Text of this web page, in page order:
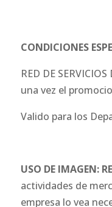
CONDICIONES
RED DE
una vez el
Valido para los
USO DE IMAGEN:
actividades de
empresa lo vea